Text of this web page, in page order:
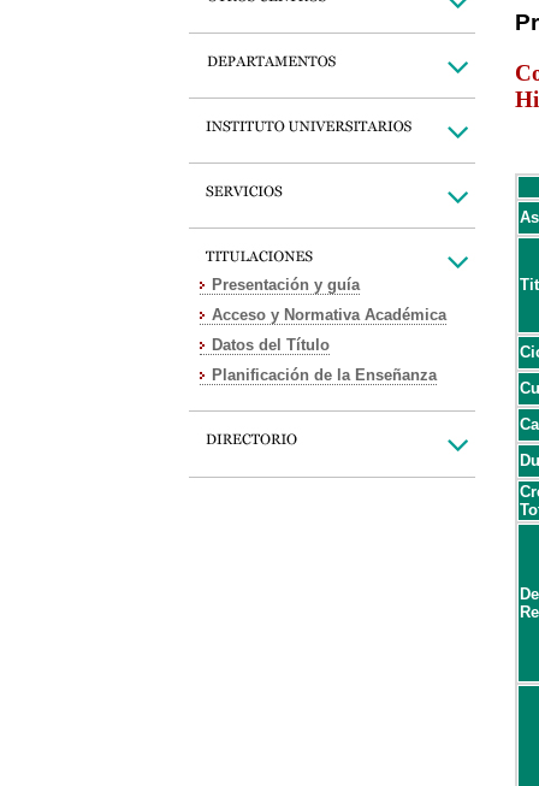
Presentación y guía
Acceso y Normativa Académica
Datos del Título
Planificación de la Enseñanza